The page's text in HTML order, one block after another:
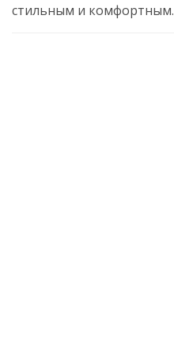
стильным и комфортным.